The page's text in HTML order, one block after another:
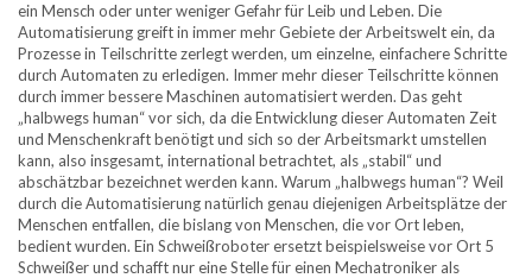
ein Mensch oder unter weniger Gefahr für Leib und Leben. Die
Automatisierung greift in immer mehr Gebiete der Arbeitswelt ein, da
Prozesse in Teilschritte zerlegt werden, um einzelne, einfachere Schritte
durch Automaten zu erledigen. Immer mehr dieser Teilschritte können
durch immer bessere Maschinen automatisiert werden. Das geht
„halbwegs human“ vor sich, da die Entwicklung dieser Automaten Zeit
und Menschenkraft benötigt und sich so der Arbeitsmarkt umstellen
kann, also insgesamt, international betrachtet, als „stabil“ und
abschätzbar bezeichnet werden kann. Warum „halbwegs human“? Weil
durch die Automatisierung natürlich genau diejenigen Arbeitsplätze der
Menschen entfallen, die bislang von Menschen, die vor Ort leben,
bedient wurden. Ein Schweißroboter ersetzt beispielsweise vor Ort 5
Schweißer und schafft nur eine Stelle für einen Mechatroniker als